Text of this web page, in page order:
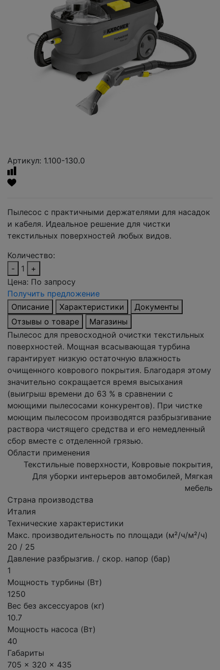
Артикул: 1.100-130.0
Пылесос с практичными держателями для насадок
и кабеля. Идеальное решение для чистки
текстильных поверхностей любых видов.
Количество:
-
1
+
Цена: По запросу
Получить предложение
Описание
Характеристики
Документы
Отзывы о товаре
Магазины
Пылесос для превосходной очистки текстильных
поверхностей. Мощная всасывающая турбина
гарантирует низкую остаточную влажность
очищенного коврового покрытия. Благодаря этому
значительно сокращается время высыхания
(выигрыш времени до 63 % в сравнении с
моющими пылесосами конкурентов). При чистке
моющим пылесосом производятся разбрызгивание
раствора чистящего средства и его немедленный
сбор вместе с отделенной грязью.
Области применения
Текстильные поверхности, Ковровые покрытия,
Для уборки интерьеров автомобилей, Мягкая
мебель
Страна производства
Италия
Технические характеристики
Макс. производительность по площади (м²/ч/м²/ч)
20 / 25
Давление разбрызгив. / скор. напор (бар)
1
Мощность турбины (Вт)
1250
Вес без аксессуаров (кг)
10.7
Мощность насоса (Вт)
40
Габариты
705 x 320 x 435